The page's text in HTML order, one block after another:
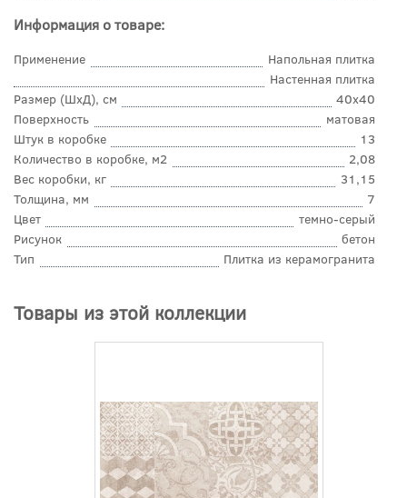
Информация о товаре:
Применение
Напольная плитка
Настенная плитка
Размер (ШхД), см
40x40
Поверхность
матовая
Штук в коробке
13
Количество в коробке, м2
2,08
Вес коробки, кг
31,15
Толщина, мм
7
Цвет
темно-серый
Рисунок
бетон
Тип
Плитка из керамогранита
Товары из этой коллекции